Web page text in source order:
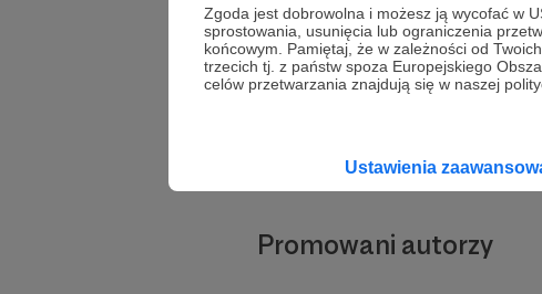
Zgoda jest dobrowolna i możesz ją wycofać w
sprostowania, usunięcia lub ograniczenia
końcowym. Pamiętaj, że w zależności od
trzecich tj. z państw spoza Europejskiego
celów przetwarzania znajdują się w naszej
Ustawienia
Promowani autorzy